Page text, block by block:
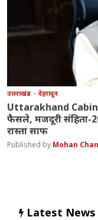
उत्तराखंड देहरादून
Uttarakhand
फैसले, मजदूरी संहिता-
रास्ता साफ
Mohan
Latest News